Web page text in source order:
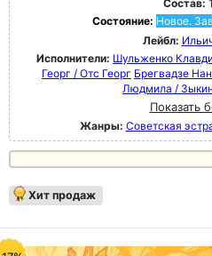
Состав:
Состояние: Новое.
Лейбл:
Исполнители: Шульженко
Георг / Отс Георг Брегвадзе
Людмила /
Показать
Жанры: Советская
Хит продаж